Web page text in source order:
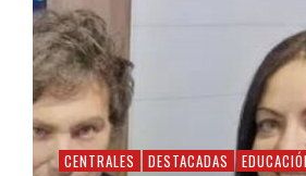
CENTRALES DESTACADAS